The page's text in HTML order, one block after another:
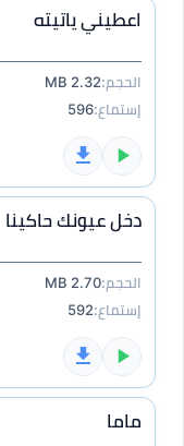
اعطيني ياتيته
الحجم:2.32 MB
إستماع:596
دخل عيونك حاكينا
الحجم:2.70 MB
إستماع:592
ماما